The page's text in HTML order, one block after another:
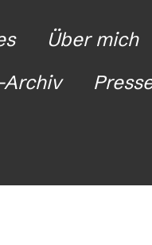
Über mich